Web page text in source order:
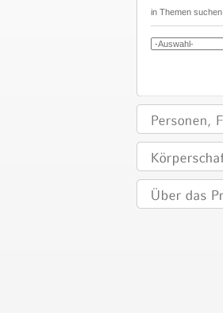
in Themen suchen